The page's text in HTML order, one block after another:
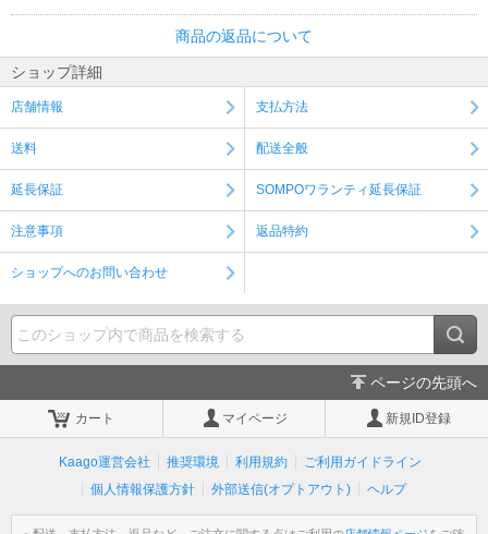
商品の返品について
ショップ詳細
店舗情報 支払方法
送料 配送全般
延長保証 SOMPOワランティ延長保証
注意事項 返品特約
ショップへのお問い合わせ
ページの先頭へ
カート マイページ 新規ID登録
Kaago運営会社 推奨環境 利用規約
ご利用ガイドライン
個人情報保護方針
外部送信(オプトアウト) ヘルプ